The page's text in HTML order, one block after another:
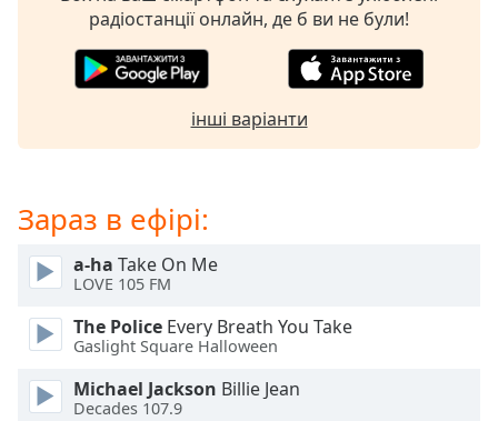
and
window.
радіостанції онлайн, де б ви не були!
інші варіанти
Зараз в ефірі:
a-ha Take On Me
LOVE 105 FM
The Police Every Breath You Take
Gaslight Square Halloween
Michael Jackson Billie Jean
Decades 107.9